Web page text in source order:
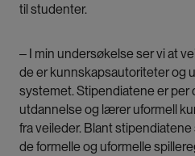
til studenter.
‒ I min undersøkelse ser vi at
de er kunnskapsautoriteter og
systemet. Stipendiatene er per
utdannelse og lærer uformell
fra veileder. Blant
de formelle og uformelle